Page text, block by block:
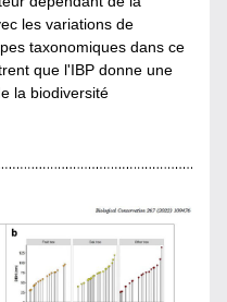
les variations de
taxonomiques dans ce
que l'IBP donne une
la biodiversité